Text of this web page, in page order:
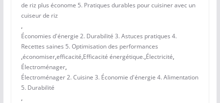
de riz plus économe 5. Pratiques durables pour cuisiner avec un
cuiseur de riz
,
Économies d'énergie 2. Durabilité 3. Astuces pratiques 4.
Recettes saines 5. Optimisation des performances
,économiser,efficacité,Efficacité énergétique.,Électricité,
Électroménager,
Électroménager 2. Cuisine 3. Économie d'énergie 4. Alimentation
5. Durabilité
,